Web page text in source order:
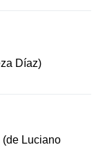
Díaz)
(de Luciano